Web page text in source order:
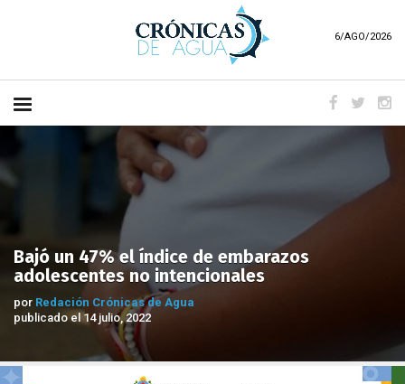
6/AGO/2026
Bajó un 47% el índice de embarazos
adolescentes no intencionales
por Redación Crónicas de Agua
publicado el 14 julio, 2022